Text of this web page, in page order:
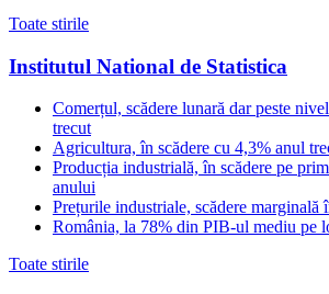
Toate stirile
Institutul National de Statistica
Comerțul, scădere lunară dar peste
trecut
Agricultura, în scădere cu 4,3% anul
Producția industrială, în scădere pe
anului
Prețurile industriale, scădere marginală
România, la 78% din PIB-ul mediu pe
Toate stirile